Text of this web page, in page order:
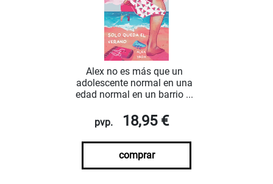
Alex no es más que un
adolescente normal en una
edad normal en un barrio ...
pvp. 18,95 €
comprar